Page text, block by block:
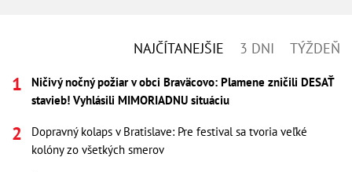
NAJČÍTANEJŠIE 3 DNI TÝŽDEŇ
Ničivý nočný požiar v obci Braväcovo: Plamene zničili DESAŤ
stavieb! Vyhlásili MIMORIADNU situáciu
Dopravný kolaps v Bratislave: Pre festival sa tvoria veľké
kolóny zo všetkých smerov